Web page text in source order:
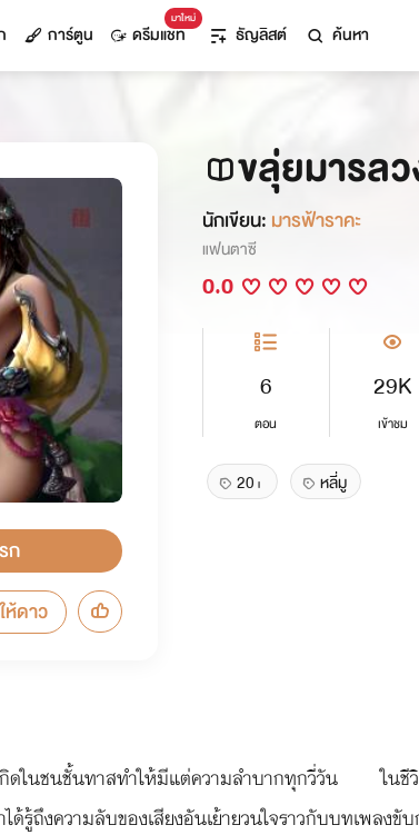
การ์ตูน
มาใหม่
ดรีมแชท ธัญลิสต์ ค้นหา
ก
ให้ดาว
ขลุ่ยมารล
นักเขียน: มารฟ้าราคะ
แฟนตาซี
0.0
6
ตอน
29K
เข้าชม
20+ หลี่มู
กิดในชนชั้นทาสทำให้มีแต่ความลำบากทุกวี่วัน ในชีวิ
รู้ถึงความลับของเสียงอันเย้ายวนใจราวกับบทเพล